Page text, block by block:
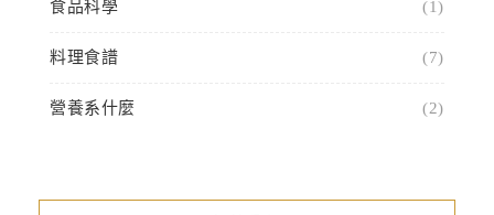
食品科學 (1)
料理食譜 (7)
營養系什麼 (2)